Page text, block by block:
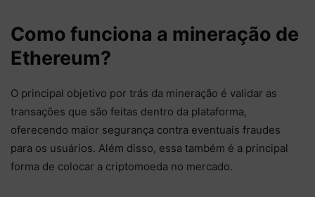
Como funciona a mineração de
Ethereum?
O principal objetivo por trás da mineração é validar as
transações que são feitas dentro da plataforma,
oferecendo maior segurança contra eventuais fraudes
para os usuários. Além disso, essa também é a principal
forma de colocar a criptomoeda no mercado.